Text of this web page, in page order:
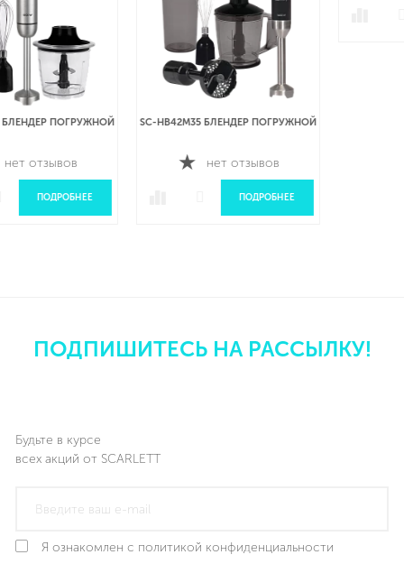
SC-HB42M35 БЛЕНДЕР ПОГРУЖНОЙ
ПОДПИШИТЕСЬ НА РАССЫЛКУ!
Будьте в курсе
всех акций от SCARLETT
Я ознакомлен с политикой конфиденциальности